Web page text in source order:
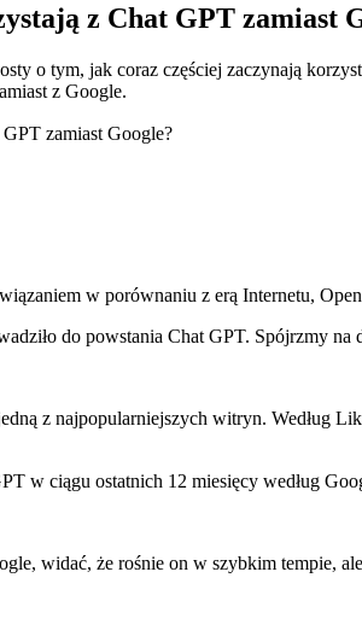
z Chat GPT zamiast
o tym, jak coraz częściej zaczynają
z Google.
w porównaniu z erą Internetu,
do powstania Chat GPT. Spójrzmy
z najpopularniejszych witryn. Według
w ciągu ostatnich 12 miesięcy według
widać, że rośnie on w szybkim tempie,